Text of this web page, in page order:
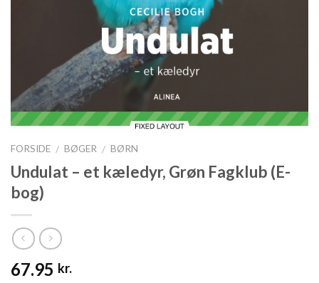
FORSIDE / BØGER / BØRN
Undulat – et kæledyr, Grøn Fagklub (E-
bog)
67.95 kr.